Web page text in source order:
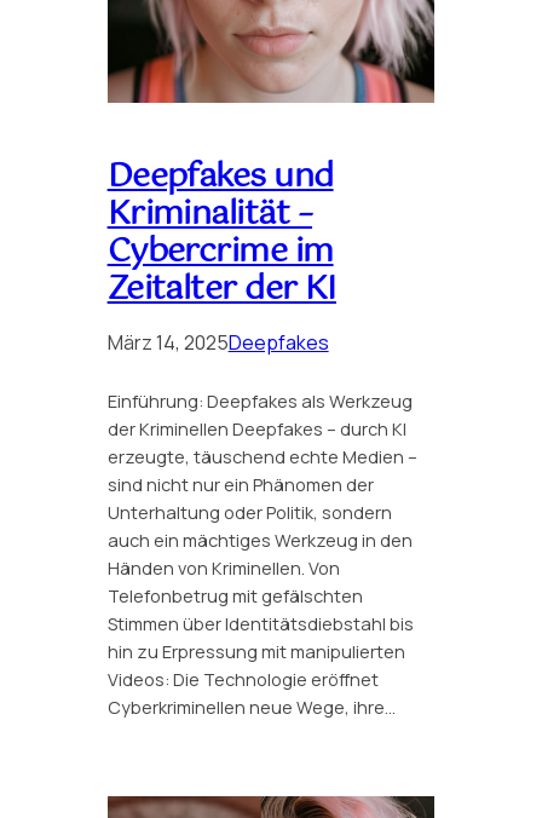
Deepfakes und
Kriminalität –
Cybercrime im
Zeitalter der KI
März 14, 2025Deepfakes
Einführung: Deepfakes als Werkzeug
der Kriminellen Deepfakes – durch KI
erzeugte, täuschend echte Medien –
sind nicht nur ein Phänomen der
Unterhaltung oder Politik, sondern
auch ein mächtiges Werkzeug in den
Händen von Kriminellen. Von
Telefonbetrug mit gefälschten
Stimmen über Identitätsdiebstahl bis
hin zu Erpressung mit manipulierten
Videos: Die Technologie eröffnet
Cyberkriminellen neue Wege, ihre…